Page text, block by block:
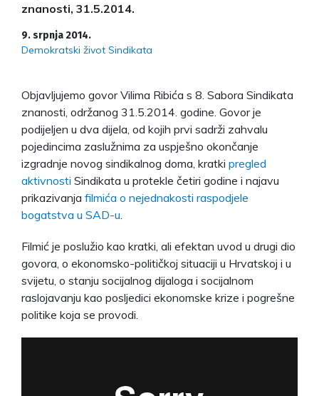
znanosti, 31.5.2014.
9. srpnja 2014.
Demokratski život Sindikata
Objavljujemo govor Vilima Ribića s 8. Sabora Sindikata
znanosti, održanog 31.5.2014. godine. Govor je
podijeljen u dva dijela, od kojih prvi sadrži zahvalu
pojedincima zaslužnima za uspješno okončanje
izgradnje novog sindikalnog doma, kratki pregled
aktivnosti Sindikata u protekle četiri godine i najavu
prikazivanja filmića o nejednakosti raspodjele
bogatstva u SAD-u
Filmić je poslužio kao kratki, ali efektan uvod u drugi dio
govora, o ekonomsko-političkoj situaciji u Hrvatskoj i u
svijetu, o stanju socijalnog dijaloga i socijalnom
raslojavanju kao posljedici ekonomske krize i pogrešne
politike koja se provodi.